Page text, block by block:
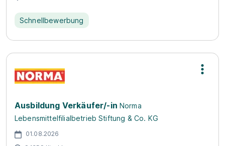
Schnellbewerbung
Ausbildung Verkäufer/-in Norma
Lebensmittelfilialbetrieb Stiftung & Co. KG
01.08.2026